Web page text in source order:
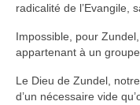
radicalité de l’Evangile,
Impossible, pour
appartenant à un
Le Dieu de Zundel,
d’un nécessaire vide